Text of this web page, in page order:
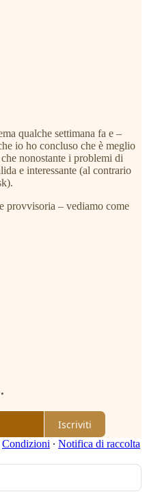
qualche settimana fa e –
io ho concluso che è meglio
nonostante i problemi di
e interessante (al contrario
provvisoria – vediamo come
Iscriviti
Condizioni ∙ Notifica di raccolta